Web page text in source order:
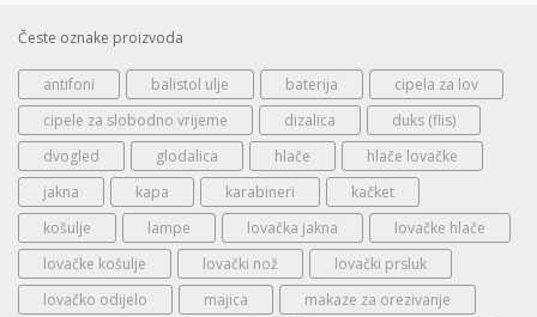
Česte oznake proizvoda
antifoni balistol ulje baterija
cipela za lov
cipele za slobodno vrijeme
dizalica
duks (flis)
dvogled
glodalica hlače
hlače lovačke
jakna
kapa karabineri
kačket
košulje
lampe lovačka jakna
lovačke hlače
lovačke košulje
lovački nož
lovački prsluk
lovačko odijelo
majica
makaze za orezivanje